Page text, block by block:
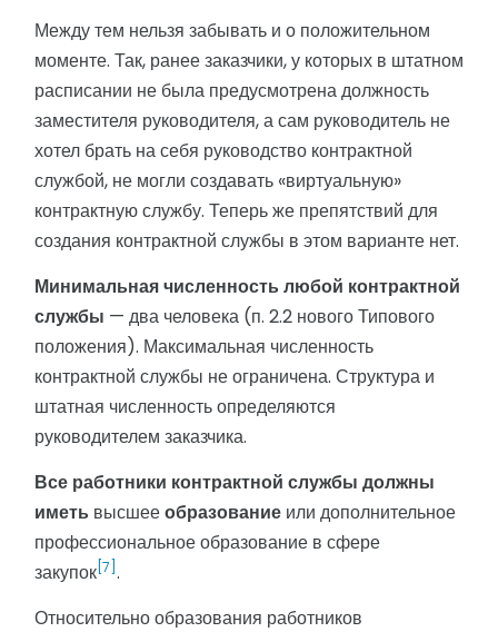
Между тем нельзя забывать и о положительном
моменте. Так, ранее заказчики, у которых в штатном
расписании не была предусмотрена должность
заместителя руководителя, а сам руководитель не
хотел брать на себя руководство контрактной
службой, не могли создавать «виртуальную»
контрактную службу. Теперь же препятствий для
создания контрактной службы в этом варианте нет.
Минимальная численность любой контрактной
службы — два человека (п. 2.2 нового Типового
положения). Максимальная численность
контрактной службы не ограничена. Структура и
штатная численность определяются
руководителем заказчика.
Все работники контрактной службы должны
иметь высшееобразование или дополнительное
профессиональное образование в сфере
закупок [7] .
Относительно образования работников